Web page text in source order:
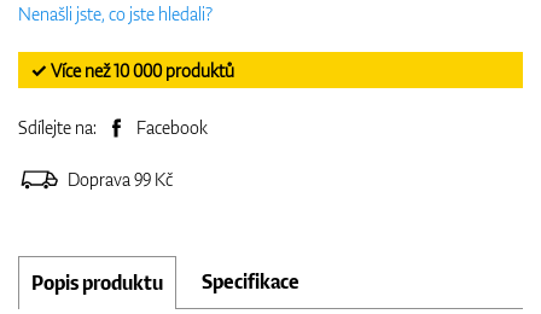
Nenašli jste, co jste hledali?
✓ Více než 10 000 produktů
Sdílejte na: Facebook
Doprava 99 Kč
Popis produktu Specifikace